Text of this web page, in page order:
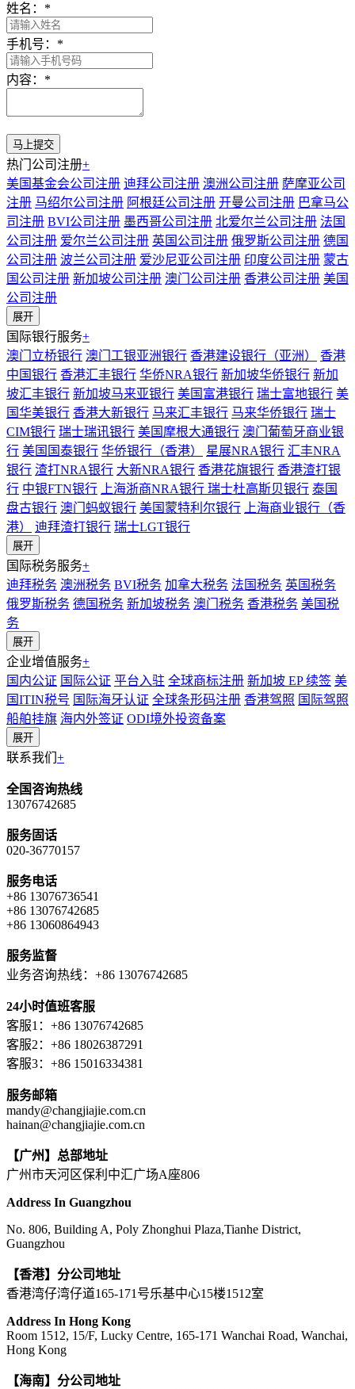
姓名： *
手机号： *
内容： *
热门公司注册+
美国基金会公司注册 迪拜公司注册 澳洲公司注册 萨摩亚公司
注册 马绍尔公司注册 阿根廷公司注册 开曼公司注册 巴拿马公
司注册 BVI公司注册 墨西哥公司注册 北爱尔兰公司注册 法国
公司注册 爱尔兰公司注册 英国公司注册 俄罗斯公司注册 德国
公司注册 波兰公司注册 爱沙尼亚公司注册 印度公司注册 蒙古
国公司注册 新加坡公司注册 澳门公司注册 香港公司注册 美国
公司注册
展开
国际银行服务+
澳门立桥银行 澳门工银亚洲银行 香港建设银行（亚洲）
香港
中国银行 香港汇丰银行 华侨NRA银行 新加坡华侨银行 新加
坡汇丰银行 新加坡马来亚银行 美国富港银行 瑞士富地银行 美
国华美银行 香港大新银行 马来汇丰银行 马来华侨银行 瑞士
CIM银行 瑞士瑞讯银行 美国摩根大通银行 澳门葡萄牙商业银
行 美国国泰银行 华侨银行（香港） 星展NRA银行 汇丰NRA
银行 渣打NRA银行 大新NRA银行 香港花旗银行 香港渣打银
行 中银FTN银行 上海浙商NRA银行 瑞士杜高斯贝银行 泰国
盘古银行 澳门蚂蚁银行 美国蒙特利尔银行
上海商业银行（香
港）
迪拜渣打银行 瑞士LGT银行
展开
国际税务服务+
迪拜税务 澳洲税务 BVI税务 加拿大税务 法国税务 英国税务
俄罗斯税务 德国税务 新加坡税务 澳门税务 香港税务 美国税
务
展开
企业增值服务+
国内公证 国际公证 平台入驻 全球商标注册 新加坡 EP 续签 美
国ITIN税号 国际海牙认证 全球条形码注册 香港驾照 国际驾照
船舶挂旗 海内外签证 ODI境外投资备案
展开
联系我们 +
全国咨询热线
13076742685
服务固话
020-36770157
服务电话
+86 13076736541
+86 13076742685
+86 13060864943
服务监督
业务咨询热线：+86 13076742685
24小时值班客服
客服1：+86 13076742685
客服2：+86 18026387291
客服3：+86 15016334381
服务邮箱
mandy@changjiajie.com.cn
hainan@changjiajie.com.cn
【广州】总部地址
广州市天河区保利中汇广场A座806
Address In Guangzhou
No. 806, Building A, Poly Zhonghui Plaza,Tianhe District,
Guangzhou
【香港】分公司地址
香港湾仔湾仔道165-171号乐基中心15楼1512室
Address In Hong Kong
Room 1512, 15/F, Lucky Centre, 165-171 Wanchai Road, Wanchai,
Hong Kong
【海南】分公司地址